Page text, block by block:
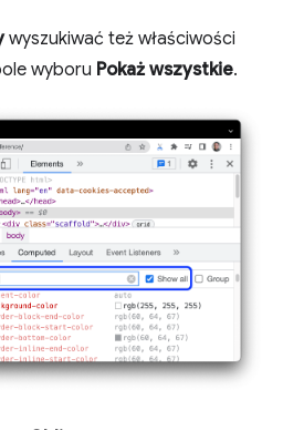
wyszukiwać też właściwości
wyboru Pokaż wszystkie.